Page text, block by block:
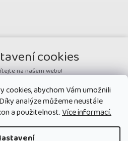
cookies, abychom Vám umožnili
analýze můžeme neustále
a použitelnost.Více informací.
cookies
na našem webu!
a související technologie, aby
vašim potřebám a vy na webu nalezli
cookies používané na našem webu
totožnosti uživatelů stránek.
všechny cookies